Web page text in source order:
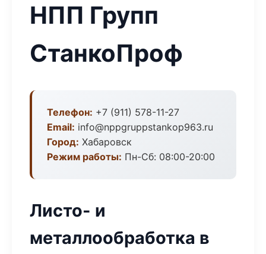
НПП Групп
СтанкоПроф
Телефон: +7 (911) 578-11-27
Email: info@nppgruppstankop963.ru
Город: Хабаровск
Режим работы: Пн-Сб: 08:00-20:00
Листо- и
металлообработка в